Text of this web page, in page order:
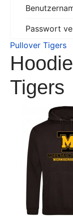
Passwort
Pullover Tigers
Tigers